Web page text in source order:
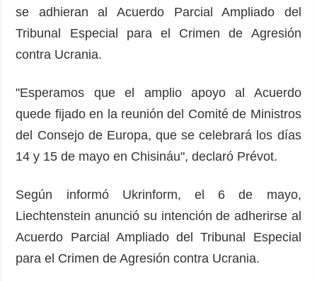
se adhieran al Acuerdo Parcial Ampliado del
Tribunal Especial para el Crimen de Agresión
contra Ucrania.
"Esperamos que el amplio apoyo al Acuerdo
quede fijado en la reunión del Comité de Ministros
del Consejo de Europa, que se celebrará los días
14 y 15 de mayo en Chisináu", declaró Prévot.
Según informó Ukrinform, el 6 de mayo,
Liechtenstein anunció su intención de adherirse al
Acuerdo Parcial Ampliado del Tribunal Especial
para el Crimen de Agresión contra Ucrania.